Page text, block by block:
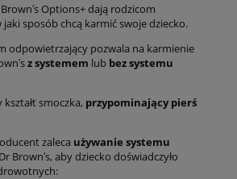
Options+ dają rodzicom
jaki sposób chcą karmić swoje dziecko.
odpowietrzający pozwala na karmienie
z systemem lub bez systemu
smoczka, przypominający pierś
zaleca używanie systemu
Dr Brown′s, aby dziecko doświadczyło